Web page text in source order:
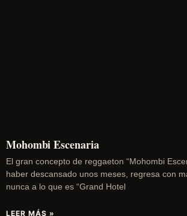
Mohombi Escenaria
El gran concepto de reggaeton “Mohombi
haber descansado unos meses, regresa con
nunca a lo que es “Grand Hotel
LEER MÁS »